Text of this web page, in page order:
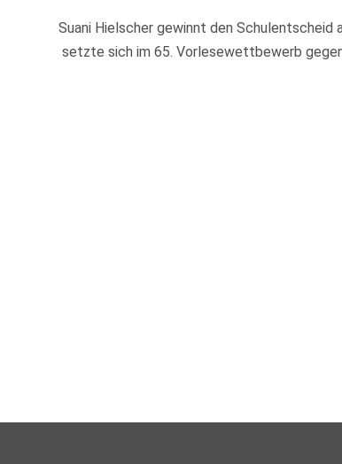
Suani Hielscher gewinnt den Schulentscheid
setzte sich im 65. Vorlesewettbewerb